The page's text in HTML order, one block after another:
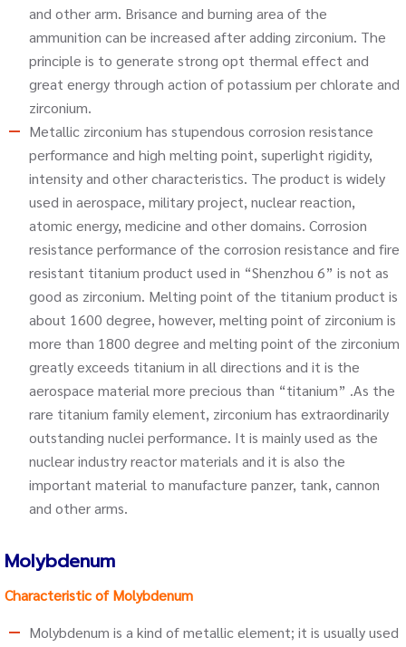
and other arm. Brisance and burning area of the
ammunition can be increased after adding zirconium. The
principle is to generate strong opt thermal effect and
great energy through action of potassium per chlorate and
zirconium.
Metallic zirconium has stupendous corrosion resistance
performance and high melting point, superlight rigidity,
intensity and other characteristics. The product is widely
used in aerospace, military project, nuclear reaction,
atomic energy, medicine and other domains. Corrosion
resistance performance of the corrosion resistance and fire
resistant titanium product used in “Shenzhou 6” is not as
good as zirconium. Melting point of the titanium product is
about 1600 degree, however, melting point of zirconium is
more than 1800 degree and melting point of the zirconium
greatly exceeds titanium in all directions and it is the
aerospace material more precious than “titanium” .As the
rare titanium family element, zirconium has extraordinarily
outstanding nuclei performance. It is mainly used as the
nuclear industry reactor materials and it is also the
important material to manufacture panzer, tank, cannon
and other arms.
Molybdenum
Characteristic of Molybdenum
Molybdenum is a kind of metallic element; it is usually used